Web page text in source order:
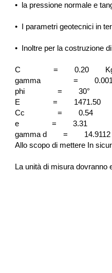
• la pressione normale e
• I parametri geotecnici in
• Inoltre per la costruzione
C = 0.20 Kg/
gamma =
phi = 30°
E = 1471.50
Cc = 0.54
e = 3.31
gamma d =
Allo scopo di mettere In
La unità di misura dovranno